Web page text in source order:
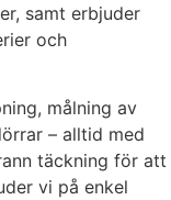
samt erbjuder
och
målning av
– alltid med
täckning för att
vi på enkel